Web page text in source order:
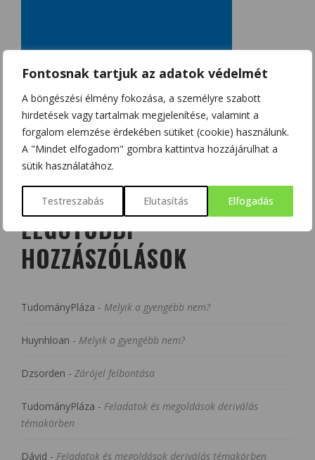
Fontosnak tartjuk az adatok védelmét
A böngészési élmény fokozása, a személyre szabott
hirdetések vagy tartalmak megjelenítése, valamint a
forgalom elemzése érdekében sütiket (cookie) használunk.
A "Mindet elfogadom" gombra kattintva hozzájárulhat a
sütik használatához.
Testreszabás Elutasítás Elfogadás
LEGUTÓBBI
HOZZÁSZÓLÁSOK
TudományPláza - Melyik a gyengébb nem?
Huynhloan - Melyik a gyengébb nem?
Dzsorden - Zárójel felbontása
TudományPláza - Feladatok és megoldások deriválás
témakörben
Dávid - Feladatok és megoldások deriválás témakörben